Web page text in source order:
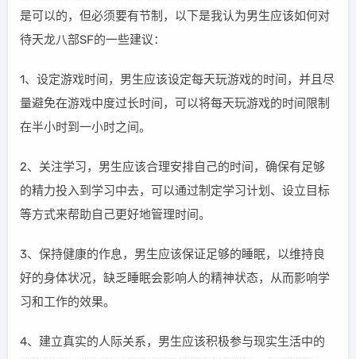
是可以的，但必须要有节制，以下是我认为男生应该如何对
待天龙八部SF的一些建议：
1、设定游戏时间，男生应该设定每天玩游戏的时间，并且尽
量避免在游戏中度过长时间，可以将每天玩游戏的时间限制
在半小时到一小时之间。
2、关注学习，男生应该合理安排自己的时间，确保有足够
的精力投入到学习中去，可以通过制定学习计划、设立目标
等方式来帮助自己更好地管理时间。
3、保持健康的作息，男生应该保证足够的睡眠，以维持良
好的身体状况，缺乏睡眠会影响人的精神状态，从而影响学
习和工作的效果。
4、建立真实的人际关系，男生应该积极参与现实生活中的